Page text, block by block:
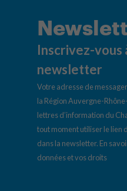
Inscrivez-vous
newsletter
Votre adresse de
la Région Auvergne-
lettres d’information du
tout moment utiliser le lien
dans la newsletter. En
données et vos droits